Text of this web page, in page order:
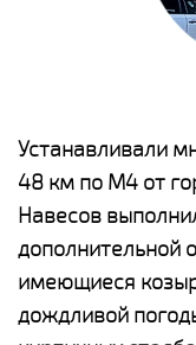
Устанавливали
48 км по М4 от
Навесов
дополнительной
имеющиеся
дождливой